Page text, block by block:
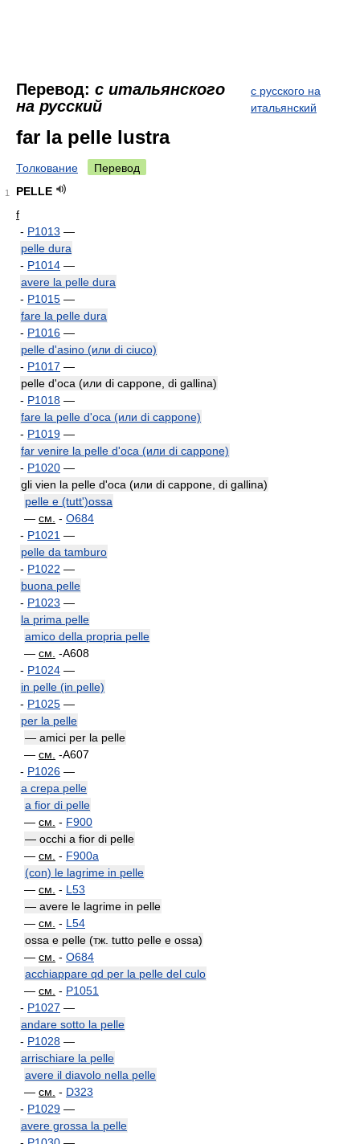
Перевод: с итальянского
на русский
с русского на
итальянский
far la pelle lustra
Толкование Перевод
1
PELLE
f
- P1013 —
pelle dura
- P1014 —
avere la pelle dura
- P1015 —
fare la pelle dura
- P1016 —
pelle d'asino (или di ciuco)
- P1017 —
pelle d'oca (или di cappone, di gallina)
- P1018 —
fare la pelle d'oca (или di cappone)
- P1019 —
far venire la pelle d'oca (или di cappone)
- P1020 —
gli vien la pelle d'oca (или di cappone, di gallina)
pelle e (tutt')ossa
— см. - O684
- P1021 —
pelle da tamburo
- P1022 —
buona pelle
- P1023 —
la prima pelle
amico della propria pelle
— см. -A608
- P1024 —
in pelle (in pelle)
- P1025 —
per la pelle
— amici per la pelle
— см. -A607
- P1026 —
a crepa pelle
a fior di pelle
— см. - F900
— occhi a fior di pelle
— см. - F900a
(con) le lagrime in pelle
— см. - L53
— avere le lagrime in pelle
— см. - L54
ossa e pelle (тж. tutto pelle e ossa)
— см. - O684
acchiappare qd per la pelle del culo
— см. - P1051
- P1027 —
andare sotto la pelle
- P1028 —
arrischiare la pelle
avere il diavolo nella pelle
— см. - D323
- P1029 —
avere grossa la pelle